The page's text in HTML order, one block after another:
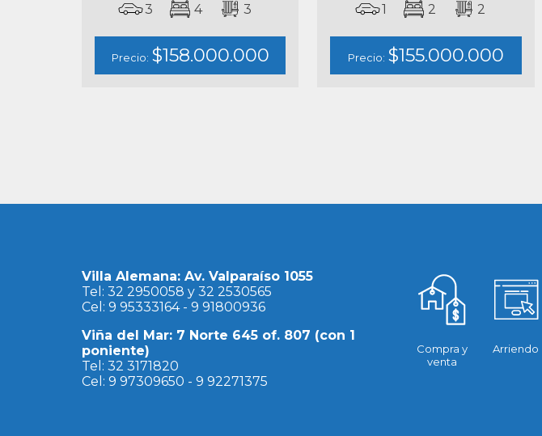
3 4 3
Precio: $158.000.000
1 2 2
Precio: $155.000.000
Villa Alemana: Av. Valparaíso 1055
Tel: 32 2950058 y 32 2530565
Cel: 9 95333164 - 9 91800936
Viña del Mar: 7 Norte 645 of. 807 (con 1
poniente)
Tel: 32 3171820
Cel: 9 97309650 - 9 92271375
Compra y
venta
Arriendo